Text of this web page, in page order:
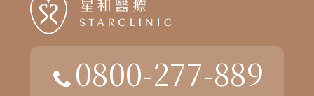
0800-277-889